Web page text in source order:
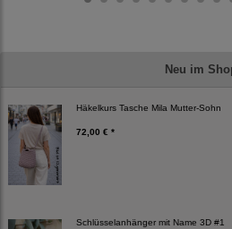
Neu im
Häkelkurs Tasche Mila Mutter-Sohn
72,00 € *
Schlüsselanhänger mit Name 3D #1